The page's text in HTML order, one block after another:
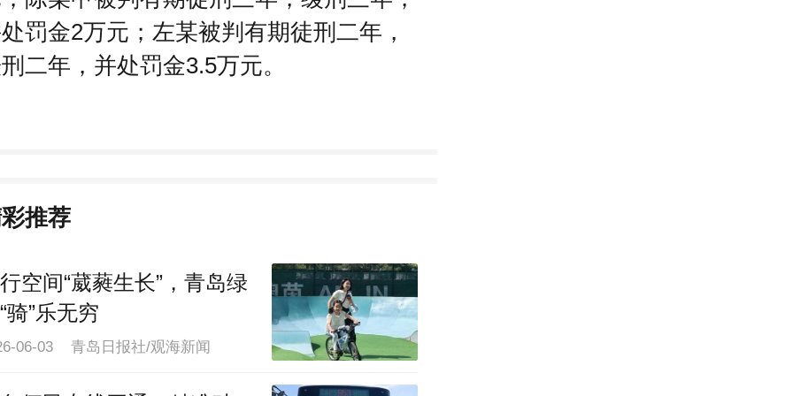
4月30日，法院作出判决：陈某乙被判
徒刑三年，缓刑三年，并处罚金3.5万